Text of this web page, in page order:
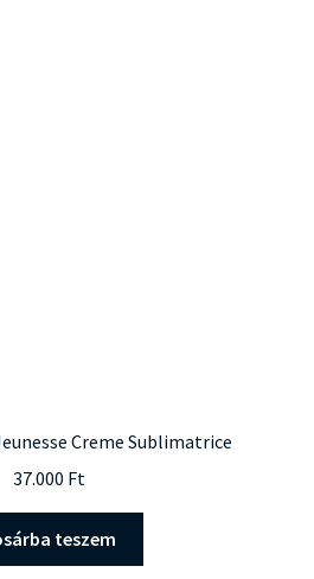
Creme Sublimatrice
37.000 Ft
teszem